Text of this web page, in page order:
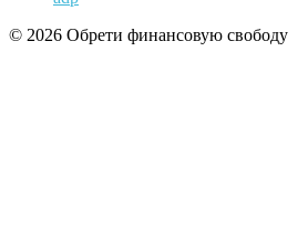
© 2026 Обрети финансовую свободу